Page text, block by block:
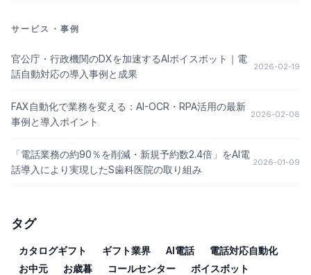
サービス・事例
官公庁・行政機関のDXを加速するAIボイスボット｜電
話自動対応の導入事例と成果
2026-02-19
FAX自動化で業務を変える：AI-OCR・RPA活用の最新
事例と導入ポイント
2026-02-08
「電話業務の約90％を削減・新規予約数2.4倍」をAI電
話導入により実現したS歯科医院の取り組み
2026-01-09
タグ
カタログギフト ギフト業界 AI電話
電話対応自動化
お中元
お歳暮 コールセンター ボイスボット